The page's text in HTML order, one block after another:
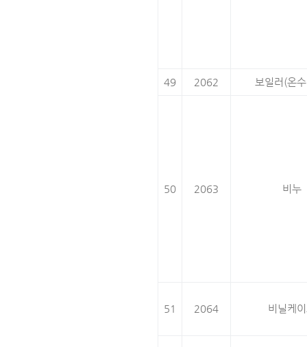
49 2062 보일러(온
50 2063 비누
51 2064 비닐케